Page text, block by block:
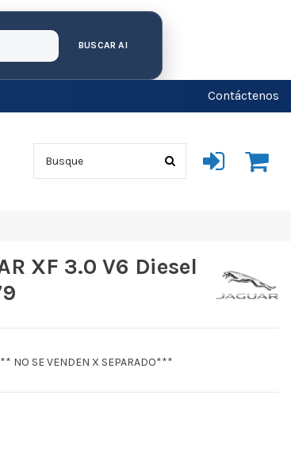
BUSCAR AI
Contáctenos
XF 3.0 V6 Diesel
NO SE VENDEN X SEPARADO***